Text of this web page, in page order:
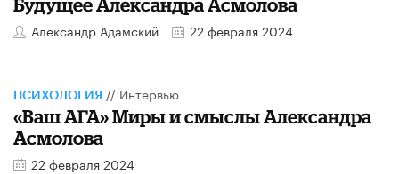
Будущее Александра Асмолова
Александр Адамский 22 февраля 2024
ПСИХОЛОГИЯ // Интервью
«Ваш АГА» Миры и смыслы Александра
Асмолова
22 февраля 2024